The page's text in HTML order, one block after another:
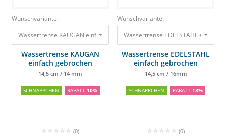
Wunschvariante:
Wassertrense KAUGAN einfach gebrochen 14,5 cm / 14 mm39,90 €
Wassertrense KAUGAN
einfach gebrochen
14,5 cm / 14 mm
SCHNÄPPCHEN RABATT 10%
(0)
Wunschvariante:
Wassertrense EDELSTAHL einfach
Wassertrense EDELSTAHL
einfach gebrochen
14,5 cm / 16mm
SCHNÄPPCHEN RABATT 13%
(0)